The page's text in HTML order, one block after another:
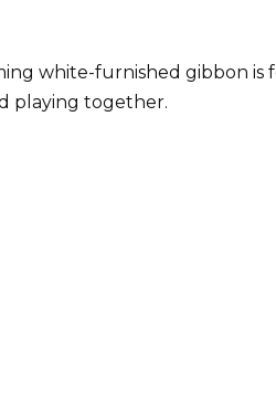
white-furnished gibbon is
playing together.